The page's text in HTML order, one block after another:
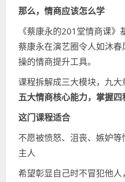
那么，情商应该怎么学
《蔡康永的201堂情商课
蔡康永在演艺圈令人如沐
操的情商提升工具。
课程拆解成三大模块，九
五大情商核心能力，掌握四
这门课程适合
不愿被愤怒、沮丧、嫉妒
主人
希望彰显自己时不冒犯他